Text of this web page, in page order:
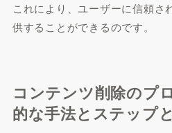
これにより、ユーザーに信頼さ
供することができるのです。
コンテンツ削除のプ
的な手法とステップ